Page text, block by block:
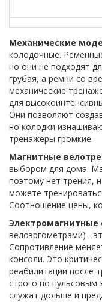
Механические
колодочные.
но они не подходят
грубая, а ремни со
механические
для
Они позволяют
но колодки
тренажеры громкие.
Магнитные
выбором для дома.
поэтому нет трения,
можете
Соотношение цены,
Электромагнитные
велоэргометрами) -
Сопротивление
консоли. Это
реабилитации после
строго по
служат дольше и